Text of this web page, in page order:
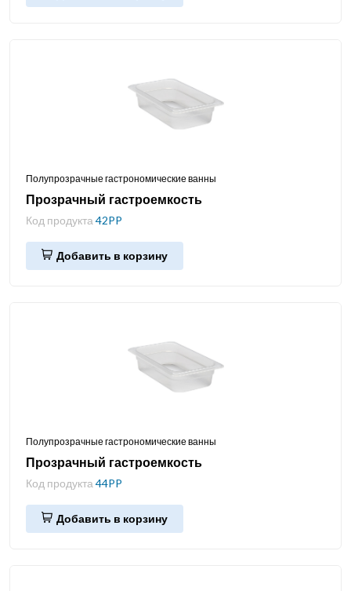
Полупрозрачные гастрономические ванны
Прозрачный гастроемкость
Код продукта 42PP
Добавить в корзину
Полупрозрачные гастрономические ванны
Прозрачный гастроемкость
Код продукта 44PP
Добавить в корзину